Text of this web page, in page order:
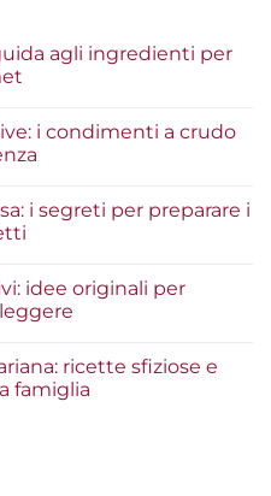
agli ingredienti per
i condimenti a crudo
i segreti per preparare i
idee originali per
ricette sfiziose e
famiglia